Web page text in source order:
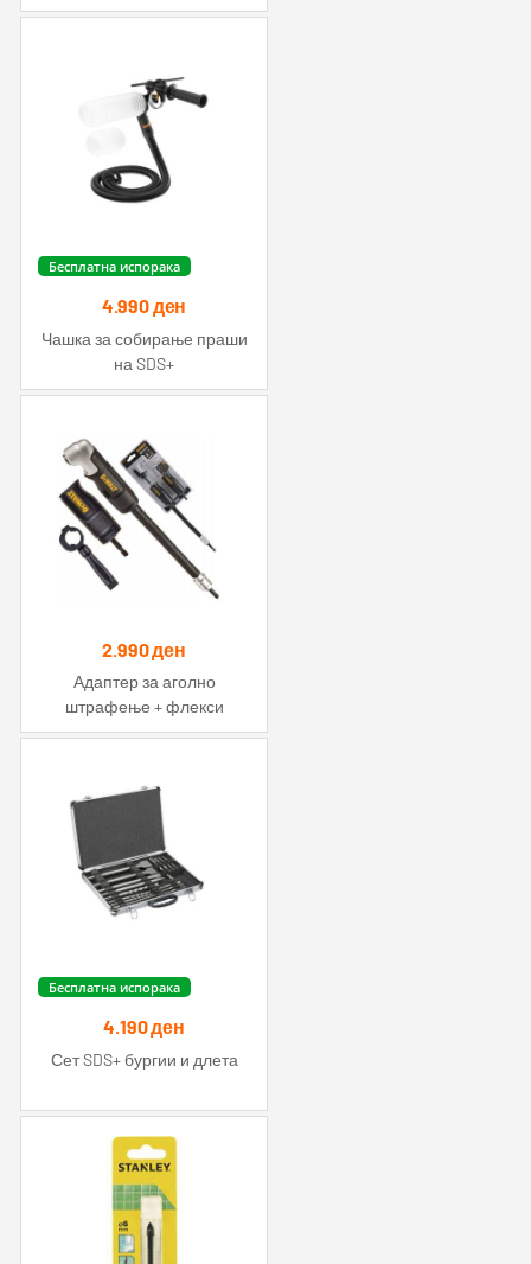
Бесплатна испорака
4.990ден
Чашка за собирање праши
на SDS+
2.990ден
Адаптер за аголно
штрафење + флекси
продолжеток 4in1 Impact
Бесплатна испорака
4.190ден
Сет SDS+ бургии и длета